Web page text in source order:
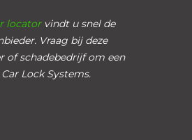
locatorvindt u snel de
Vraag bij deze
of schadebedrijf om een
Lock Systems.